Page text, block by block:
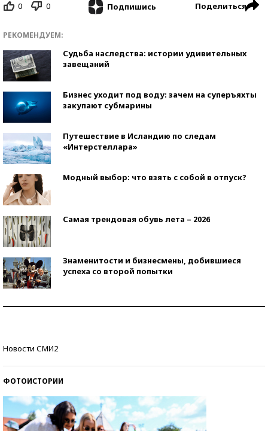
0 0 Подпишись Поделиться
РЕКОМЕНДУЕМ:
Судьба наследства: истории удивительных
завещаний
Бизнес уходит под воду: зачем на суперъяхты
закупают субмарины
Путешествие в Исландию по следам
«Интерстеллара»
Модный выбор: что взять с собой в отпуск?
Самая трендовая обувь лета – 2026
Знаменитости и бизнесмены, добившиеся
успеха со второй попытки
Новости СМИ2
ФОТОИСТОРИИ